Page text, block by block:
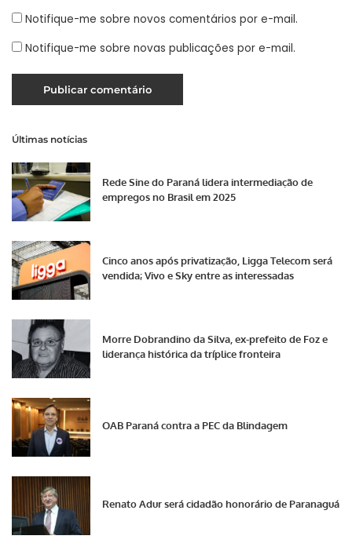
Notifique-me sobre novos comentários por e-mail.
Notifique-me sobre novas publicações por e-mail.
Últimas notícias
Rede Sine do Paraná lidera intermediação de
empregos no Brasil em 2025
Cinco anos após privatização, Ligga Telecom será
vendida; Vivo e Sky entre as interessadas
Morre Dobrandino da Silva, ex-prefeito de Foz e
liderança histórica da tríplice fronteira
OAB Paraná contra a PEC da Blindagem
Renato Adur será cidadão honorário de Paranaguá